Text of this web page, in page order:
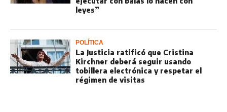
leyes”
POLÍTICA
La Justicia ratificó que Cristina
Kirchner deberá seguir usando
tobillera electrónica y respetar el
régimen de visitas